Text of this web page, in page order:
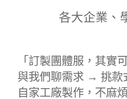
各大企業、
「訂製團體服，其實
與我們聊需求 → 挑款
自家工廠製作，不麻